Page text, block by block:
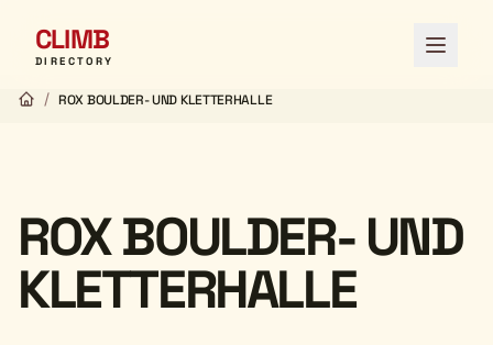
CLIMB
DIRECTORY Menü
/ ROX BOULDER- UND KLETTERHALLE
ROX BOULDER- UND
KLETTERHALLE